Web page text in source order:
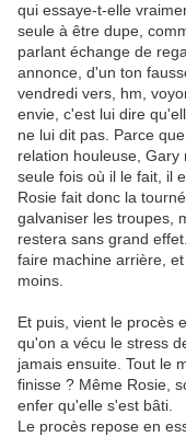
qui essaye-t-elle
seule à être dupe,
parlant échange de
annonce, d'un ton
vendredi vers, hm,
envie, c'est lui dire
ne lui dit pas. Parce
relation houleuse, Gary
seule fois où il le fait, il
Rosie fait donc la
galvaniser les troupes,
restera sans grand
faire machine arrière,
moins.
Et puis, vient le procès
qu'on a vécu le stress
jamais ensuite. Tout le
finisse ? Même Rosie,
enfer qu'elle s'est bâti.
Le procès repose en